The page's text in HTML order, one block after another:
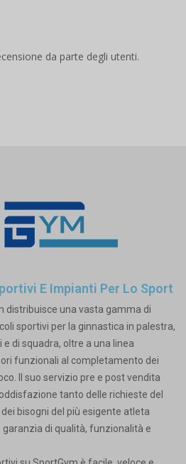
da parte degli utenti.
E Impianti Per Lo Sport
distribuisce una vasta gamma di
sportivi per la ginnastica in palestra,
e di squadra, oltre a una linea
funzionali al completamento dei
Il suo servizio pre e post vendita
tanto delle richieste del
bisogni del più esigente atleta
di qualità, funzionalità e